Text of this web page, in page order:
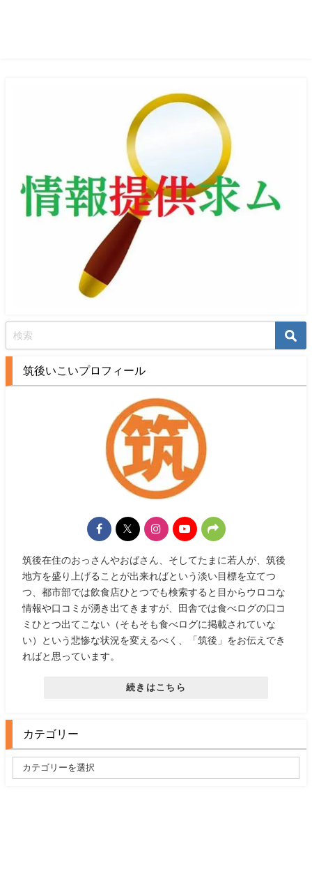
筑後いこいプロフィール
筑後在住のおっさんやおばさん、そしてたまに若人が、筑後
地方を盛り上げることが出来ればという淡い目標を立てつ
つ、都市部では飲食店ひとつでも検索すると目からウロコな
情報や口コミが湧き出てきますが、田舎では食べログの口コ
ミひとつ出てこない（そもそも食べログに掲載されていな
い）という悲惨な状況を変えるべく、「筑後」をお伝えでき
ればと思っています。
続きはこちら
カテゴリー